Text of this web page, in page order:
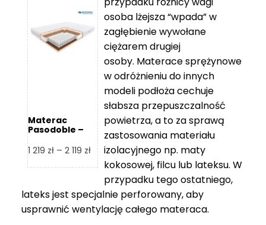
2
459 zł
Materac
Pasodoble –
1 219 zł – 2 119 złZakres
cen:
1
219 zł
do
osoba lżejsza “wpada” w
zagłębienie wywołane
ciężarem drugiej
osoby. Materace sprężynowe
w odróżnieniu do innych
modeli podłoża cechuje
słabsza przepuszczalność
powietrza, a to za sprawą
zastosowania materiału
izolacyjnego np. maty
kokosowej, filcu lub lateksu. W
przypadku tego ostatniego,
lateks jest specjalnie perforowany, aby
usprawnić wentylację całego materaca.